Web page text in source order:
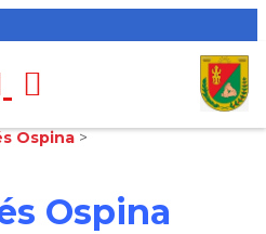
Ospina >
Ospina